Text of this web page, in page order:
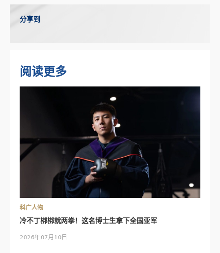
分享到
阅读更多
科广人物
冷不丁梆梆就两拳！这名博士生拿下全国亚军
2026年07月10日